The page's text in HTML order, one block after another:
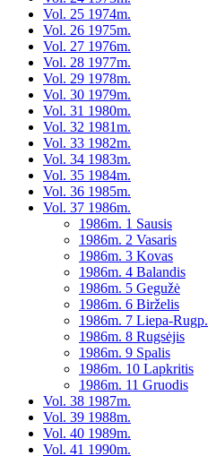
Vol. 25 1974m.
Vol. 26 1975m.
Vol. 27 1976m.
Vol. 28 1977m.
Vol. 29 1978m.
Vol. 30 1979m.
Vol. 31 1980m.
Vol. 32 1981m.
Vol. 33 1982m.
Vol. 34 1983m.
Vol. 35 1984m.
Vol. 36 1985m.
Vol. 37 1986m.
1986m. 1 Sausis
1986m. 2 Vasaris
1986m. 3 Kovas
1986m. 4 Balandis
1986m. 5 Gegužė
1986m. 6 Birželis
1986m. 7 Liepa-Rugp.
1986m. 8 Rugsėjis
1986m. 9 Spalis
1986m. 10 Lapkritis
1986m. 11 Gruodis
Vol. 38 1987m.
Vol. 39 1988m.
Vol. 40 1989m.
Vol. 41 1990m.